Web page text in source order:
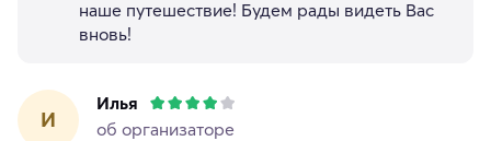
наше путешествие! Будем рады видеть Вас
вновь!
И
Илья
об организаторе